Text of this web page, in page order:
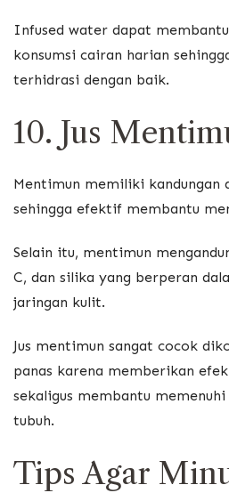
Infused water dapat
konsumsi cairan harian
terhidrasi dengan baik.
10. Jus
Mentimun memiliki kandungan
sehingga efektif membantu
Selain itu, mentimun
C, dan silika yang berperan
jaringan kulit.
Jus mentimun sangat cocok
panas karena memberikan
sekaligus membantu
tubuh.
Tips Agar